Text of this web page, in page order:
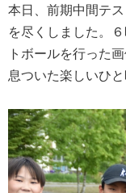
本日、前期中間テ
を尽くしました。
トボールを行った
息ついた楽しいひと